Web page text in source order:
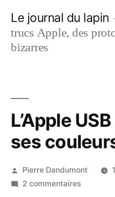
contenu
Le journal du lapin
trucs Apple, des
bizarres
L’Apple
ses
Publié
par
Pierre Dandumont
2 commentairessur